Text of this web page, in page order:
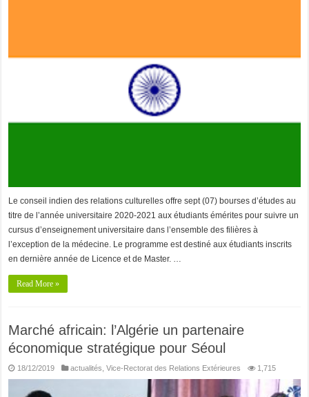
Le conseil indien des relations culturelles offre sept (07) bourses d’études au
titre de l’année universitaire 2020-2021 aux étudiants émérites pour suivre un
cursus d’enseignement universitaire dans l’ensemble des filières à
l’exception de la médecine. Le programme est destiné aux étudiants inscrits
en dernière année de Licence et de Master. …
Read More »
Marché africain: l’Algérie un partenaire
économique stratégique pour Séoul
18/12/2019 actualités ,Vice-Rectorat des Relations Extérieures 1,715